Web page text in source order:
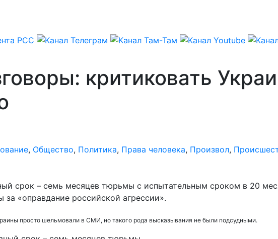
критиковать
, Общество, Политика, Права человека, Произвол,
срок – семь месяцев тюрьмы с испытательным сроком в 20
«оправдание российской агрессии».
просто шельмовали в СМИ, но такого рода высказывания не были подсудными.